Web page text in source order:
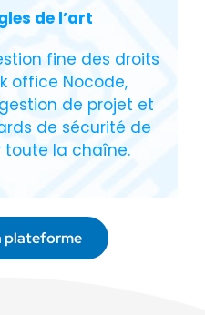
de l’art
fine des droits
office Nocode,
de projet et
de sécurité de
toute la chaîne.
plateforme